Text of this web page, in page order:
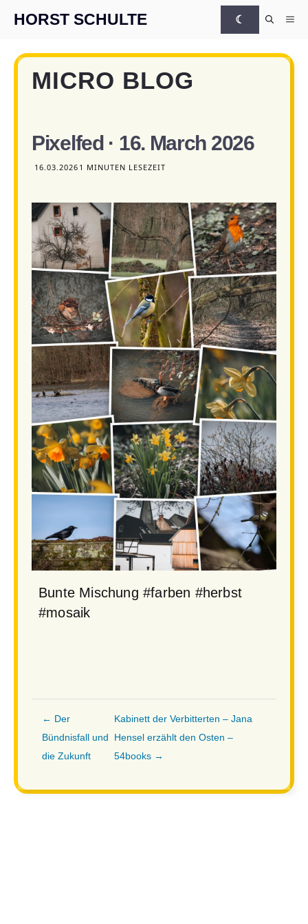
HORST SCHULTE ☾
MICRO BLOG
Pixelfed · 16. March 2026
16.03.2026 1 MINUTEN LESEZEIT
Bunte Mischung #farben #herbst
#mosaik
← Der
Bündnisfall und
die Zukunft
Kabinett der Verbitterten – Jana
Hensel erzählt den Osten –
54books →